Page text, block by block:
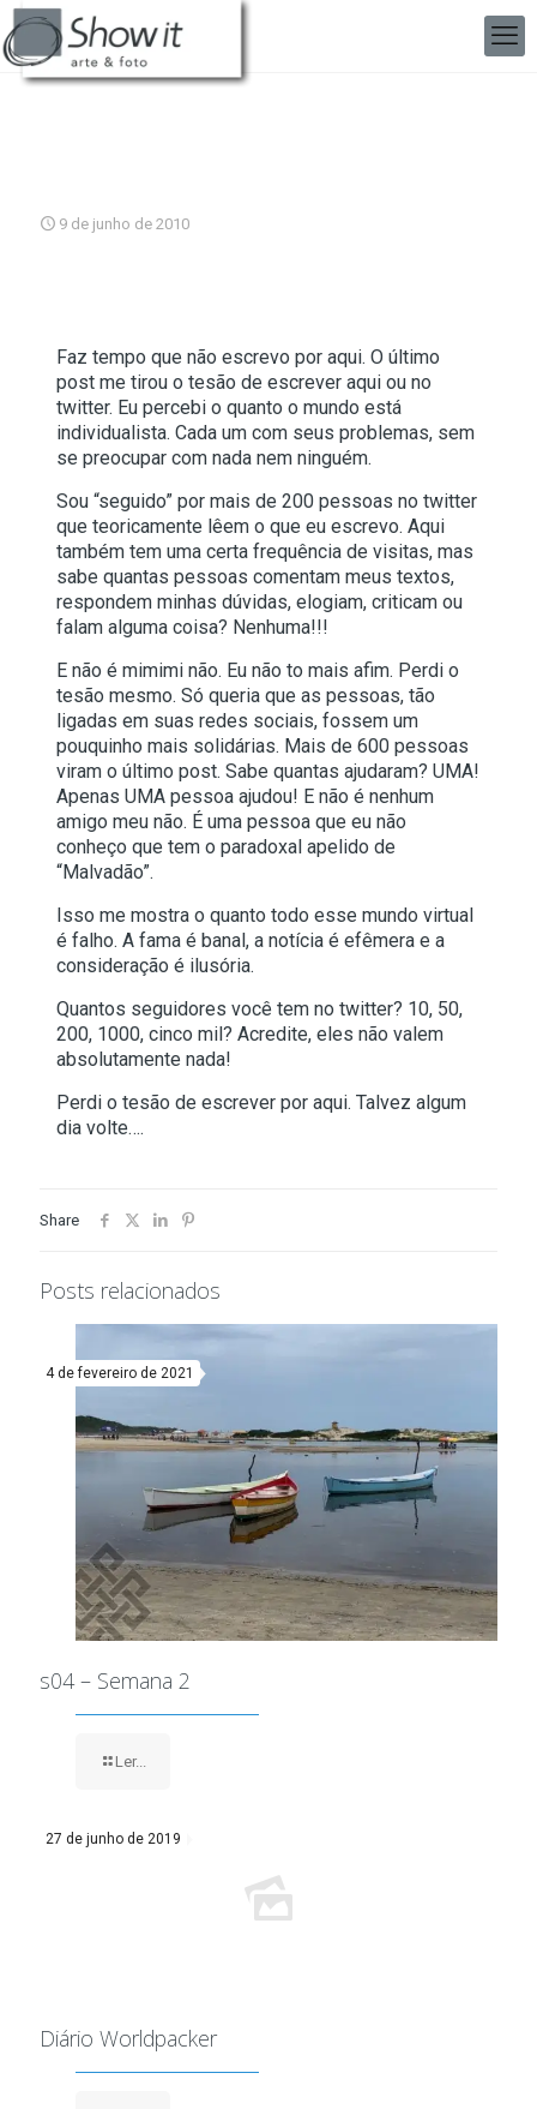
9 de junho de 2010
Faz tempo que não escrevo por aqui. O último
post me tirou o tesão de escrever aqui ou no
twitter. Eu percebi o quanto o mundo está
individualista. Cada um com seus problemas, sem
se preocupar com nada nem ninguém.
Sou “seguido” por mais de 200 pessoas no twitter
que teoricamente lêem o que eu escrevo. Aqui
também tem uma certa frequência de visitas, mas
sabe quantas pessoas comentam meus textos,
respondem minhas dúvidas, elogiam, criticam ou
falam alguma coisa? Nenhuma!!!
E não é mimimi não. Eu não to mais afim. Perdi o
tesão mesmo. Só queria que as pessoas, tão
ligadas em suas redes sociais, fossem um
pouquinho mais solidárias. Mais de 600 pessoas
viram o último post. Sabe quantas ajudaram? UMA!
Apenas UMA pessoa ajudou! E não é nenhum
amigo meu não. É uma pessoa que eu não
conheço que tem o paradoxal apelido de
“Malvadão”.
Isso me mostra o quanto todo esse mundo virtual
é falho. A fama é banal, a notícia é efêmera e a
consideração é ilusória.
Quantos seguidores você tem no twitter? 10, 50,
200, 1000, cinco mil? Acredite, eles não valem
absolutamente nada!
Perdi o tesão de escrever por aqui. Talvez algum
dia volte….
Share
Posts relacionados
4 de fevereiro de 2021
s04 – Semana 2
Ler...
27 de junho de 2019
Diário Worldpacker